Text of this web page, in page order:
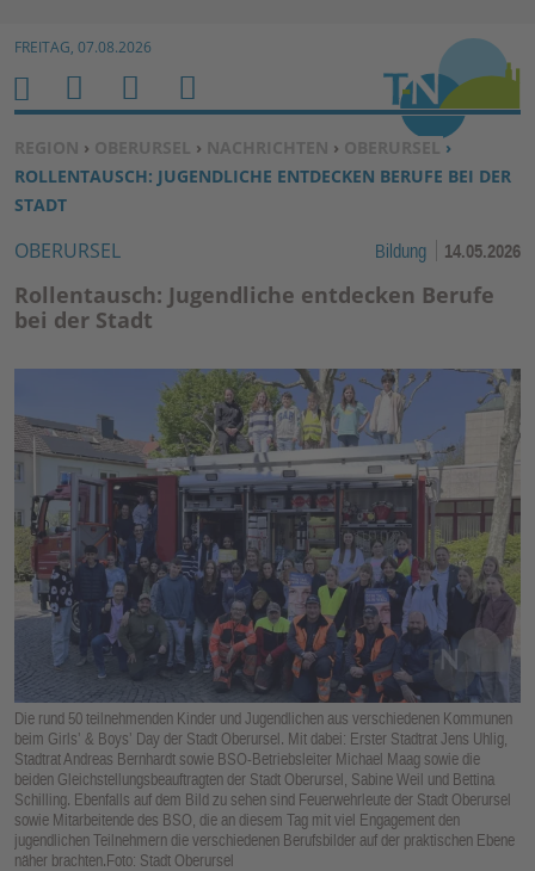
Zum Inhalt springen ↓
FREITAG, 07.08.2026
SIE BEFINDEN SICH HIER:
REGION › OBERURSEL › NACHRICHTEN › OBERURSEL ›
ROLLENTAUSCH: JUGENDLICHE ENTDECKEN BERUFE BEI DER
STADT
OBERURSEL Bildung 14.05.2026
Rollentausch: Jugendliche entdecken Berufe
bei der Stadt
Die rund 50 teilnehmenden Kinder und Jugendlichen aus verschiedenen Kommunen
beim Girls’ & Boys’ Day der Stadt Oberursel. Mit dabei: Erster Stadtrat Jens Uhlig,
Stadtrat Andreas Bernhardt sowie BSO-Betriebsleiter Michael Maag sowie die
beiden Gleichstellungsbeauftragten der Stadt Oberursel, Sabine Weil und Bettina
Schilling. Ebenfalls auf dem Bild zu sehen sind Feuerwehrleute der Stadt Oberursel
sowie Mitarbeitende des BSO, die an diesem Tag mit viel Engagement den
jugendlichen Teilnehmern die verschiedenen Berufsbilder auf der praktischen Ebene
näher brachten.Foto: Stadt Oberursel
H
O
M
E
M
E
N
U
S
U
C
B
E
N
E
U
N
K
TI
O
N
E
N